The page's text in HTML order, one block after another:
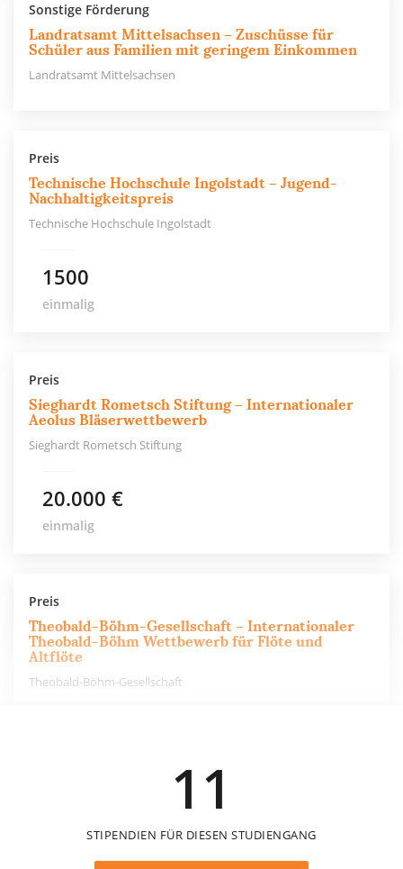
Sonstige Förderung
Landratsamt Mittelsachsen – Zuschüsse für
Schüler aus Familien mit geringem Einkommen
Landratsamt Mittelsachsen
Preis
Technische Hochschule Ingolstadt – Jugend-
Nachhaltigkeitspreis
Technische Hochschule Ingolstadt
1500
einmalig
Preis
Sieghardt Rometsch Stiftung – Internationaler
Aeolus Bläserwettbewerb
Sieghardt Rometsch Stiftung
20.000 €
einmalig
Preis
Theobald-Böhm-Gesellschaft – Internationaler
Theobald-Böhm Wettbewerb für Flöte und
Altflöte
Theobald-Böhm-Gesellschaft
11
STIPENDIEN FÜR DIESEN STUDIENGANG